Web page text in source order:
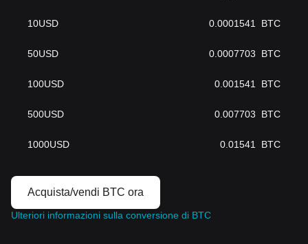
10USD 0.0001541 BTC
50USD 0.0007703 BTC
100USD 0.001541 BTC
500USD 0.007703 BTC
1000USD 0.01541 BTC
Acquista/vendi BTC ora
Ulteriori informazioni sulla conversione di BTC